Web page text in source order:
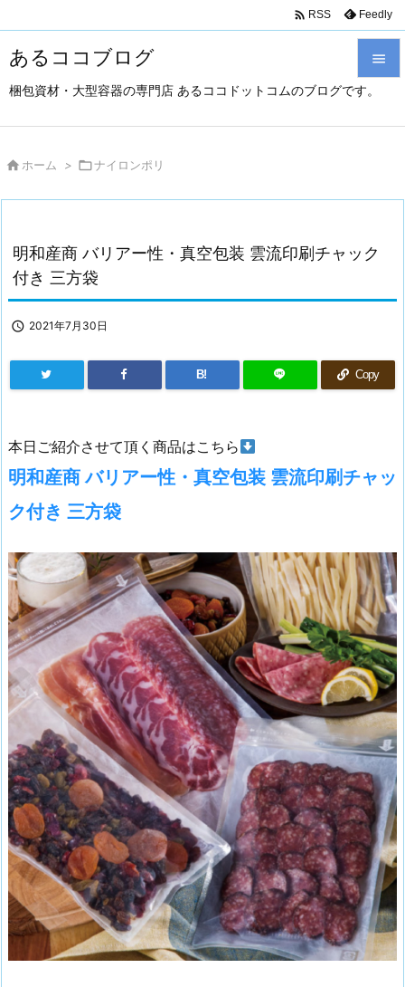
あるココブログ
梱包資材・大型容器の専門店 あるココドットコムのブログです。


次へ
検索
 RSS Feedly
 ホーム > ナイロンポリ
明和産商 バリアー性・真空包装 雲流印刷チャック
付き 三方袋
 2021年7月30日
B! Copy
本日ご紹介させて頂く商品はこちら
明和産商 バリアー性・真空包装 雲流印刷チャッ
ク付き 三方袋